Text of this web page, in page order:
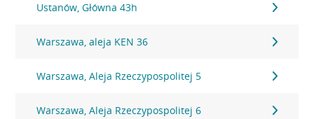
Ustanów, Główna 43h
Warszawa, aleja KEN 36
Warszawa, Aleja Rzeczypospolitej 5
Warszawa, Aleja Rzeczypospolitej 6